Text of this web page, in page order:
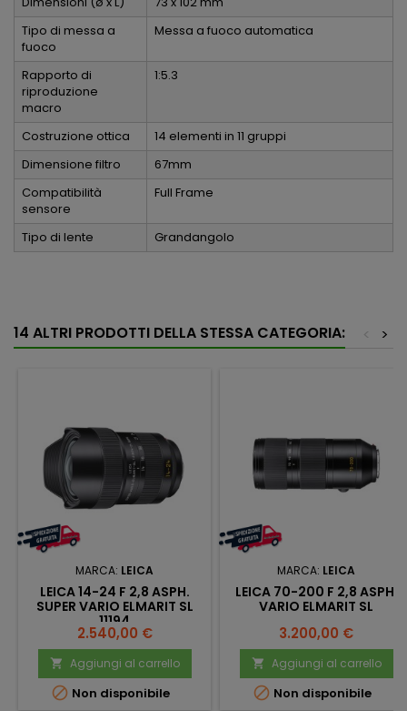
Tipo di messa a
fuoco
Messa a fuoco automatica
Rapporto di
riproduzione
macro
1:5.3
Costruzione ottica
14 elementi in 11 gruppi
Dimensione filtro
67mm
Compatibilità
sensore
Full Frame
Tipo di lente Grandangolo
14 ALTRI PRODOTTI DELLA STESSA CATEGORIA: >
<
MARCA: LEICA
LEICA 14-24 F 2,8 ASPH.
SUPER VARIO ELMARIT SL
11194
Prezzo
2.540,00 €
 Aggiungi al carrello
 Non disponibile
MARCA: LEICA
LEICA 70-200 F 2,8 ASPH.
VARIO ELMARIT SL
Prezzo
3.200,00 €
 Aggiungi al carrello
 Non disponibile